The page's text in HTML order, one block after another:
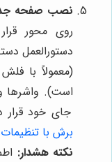
نصب صفحه
روی محور
دستورالعمل
(معمولاً با
است). واشرها
جای خود قرار
برش با
نکته هشدار: